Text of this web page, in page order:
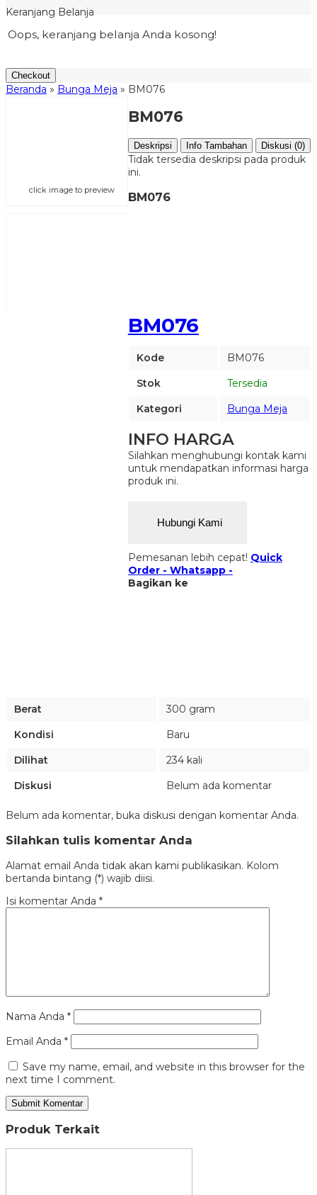
Keranjang Belanja
Oops, keranjang belanja Anda kosong!
Checkout
Beranda » Bunga Meja » BM076
click image to preview
BM076
Kode
BM076
Stok
Tersedia
Kategori
Bunga Meja
INFO HARGA
Silahkan menghubungi kontak kami
untuk mendapatkan informasi harga
produk ini.
Hubungi Kami
Pemesanan lebih cepat! Quick
Order - Whatsapp -
Bagikan ke
BM076
Deskripsi Info Tambahan Diskusi (0)
Tidak tersedia deskripsi pada produk
ini.
BM076
Berat
300 gram
Kondisi
Baru
Dilihat
234 kali
Diskusi
Belum ada komentar
Belum ada komentar, buka diskusi dengan komentar Anda.
Silahkan tulis komentar Anda
Alamat email Anda tidak akan kami publikasikan. Kolom
bertanda bintang (*) wajib diisi.
Isi komentar Anda *
Nama Anda *
Email Anda *
Save my name, email, and website in this browser for the
next time I comment.
Produk Terkait